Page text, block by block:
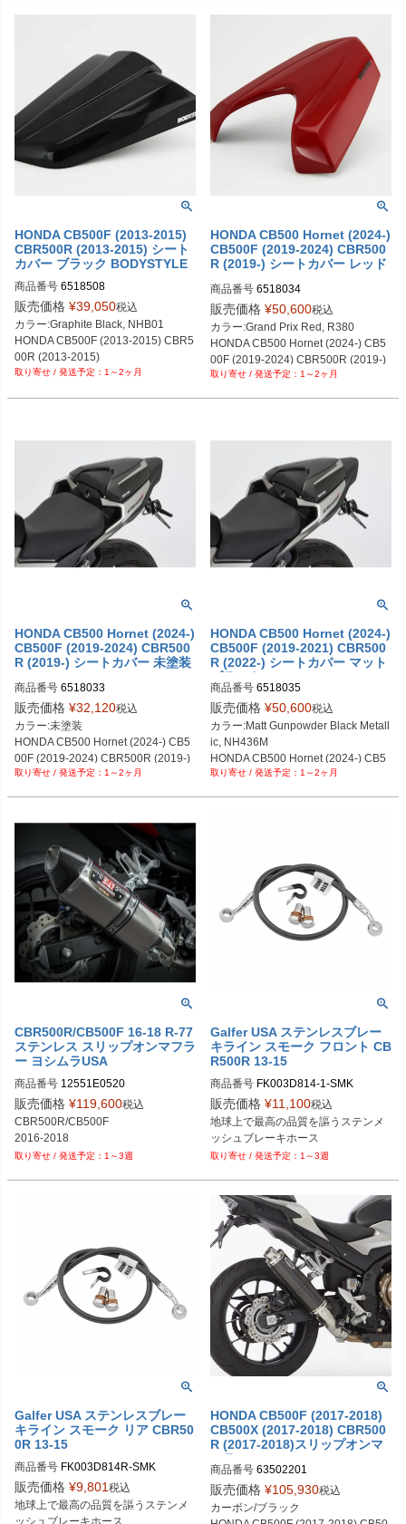
HONDA CB500F (2013-2015)
CBR500R (2013-2015) シート
カバー ブラック BODYSTYLE
商品番号 6518508
販売価格 ¥39,050税込
カラー:Graphite Black, NHB01
HONDA CB500F (2013-2015) CBR5
00R (2013-2015)
1～2ヶ月
HONDA CB500 Hornet (2024-)
CB500F (2019-2024) CBR500
R (2019-) シートカバー レッド
商品番号 6518034
販売価格 ¥50,600税込
カラー:Grand Prix Red, R380
HONDA CB500 Hornet (2024-) CB5
00F (2019-2024) CBR500R (2019-)
1～2ヶ月
HONDA CB500 Hornet (2024-)
CB500F (2019-2024) CBR500
R (2019-) シートカバー 未塗装
商品番号 6518033
販売価格 ¥32,120税込
カラー:未塗装
HONDA CB500 Hornet (2024-) CB5
00F (2019-2024) CBR500R (2019-)
1～2ヶ月
HONDA CB500 Hornet (2024-)
CB500F (2019-2021) CBR500
R (2022-) シートカバー マット
ブラック BODYSTYLE
商品番号 6518035
販売価格 ¥50,600税込
カラー:Matt Gunpowder Black Metall
ic, NH436M
HONDA CB500 Hornet (2024-) CB5
00F (2019-2021) CBR500R (2022-)
1～2ヶ月
CBR500R/CB500F 16-18 R-77
ステンレス スリップオンマフラ
ー ヨシムラUSA
商品番号 12551E0520
販売価格 ¥119,600税込
CBR500R/CB500F
2016-2018
1～3週
Galfer USA ステンレスブレー
キライン スモーク フロント CB
R500R 13-15
商品番号 FK003D814-1-SMK
Biker's型番：206663
販売価格 ¥11,100税込
地球上で最高の品質を謳うステンメ
ッシュブレーキホース
1～3週
Galfer USA ステンレスブレー
キライン スモーク リア CBR50
0R 13-15
商品番号 FK003D814R-SMK
Biker's型番：206697
販売価格 ¥9,801税込
地球上で最高の品質を謳うステンメ
HONDA CB500F (2017-2018)
CB500X (2017-2018) CBR500
R (2017-2018)スリップオンマ
フラー (2-1) Supersport HUR
RIC
商品番号 63502201
販売価格 ¥105,930税込
カーボン/ブラック